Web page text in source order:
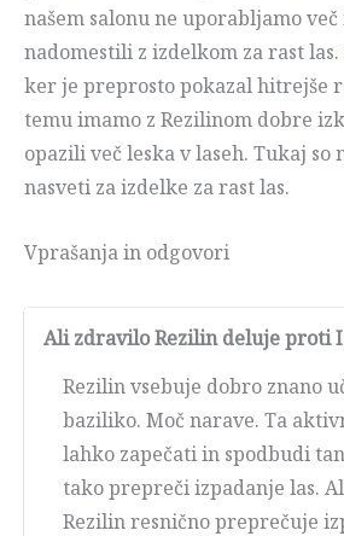
našem salonu ne uporabljamo več
nadomestili z izdelkom za rast las.
ker je preprosto pokazal hitrejše
temu imamo z Rezilinom dobre
opazili več leska v laseh. Tukaj so
nasveti za izdelke za rast las.
Vprašanja in odgovori
Ali zdravilo Rezilin deluje proti
Rezilin vsebuje dobro znano
baziliko. Moč narave. Ta
lahko zapečati in spodbudi
tako prepreči izpadanje las.
Rezilin resnično preprečuje